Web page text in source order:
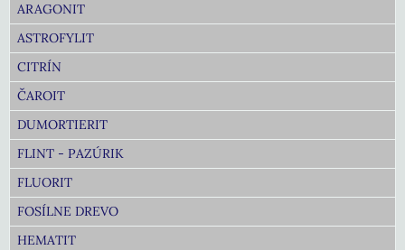
ARAGONIT
ASTROFYLIT
CITRÍN
ČAROIT
DUMORTIERIT
FLINT - PAZÚRIK
FLUORIT
FOSÍLNE DREVO
HEMATIT